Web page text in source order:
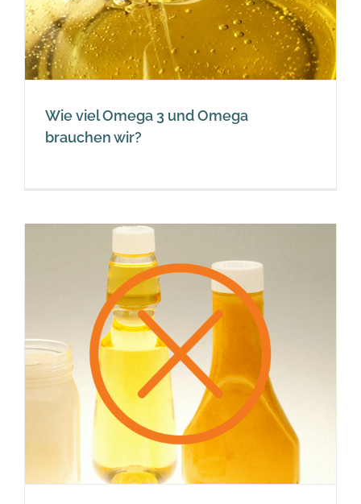
Wie viel Omega 3 und Omega
brauchen wir?